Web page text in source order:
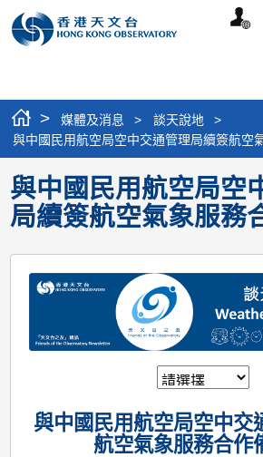
個
> 媒體及消息 > 談天說地
>
與中國民用航空局空中交通管理局續簽航空
與中國民用航空局空
局續簽航空氣象服務
與中國民用航空局空中交
航空氣象服務合作